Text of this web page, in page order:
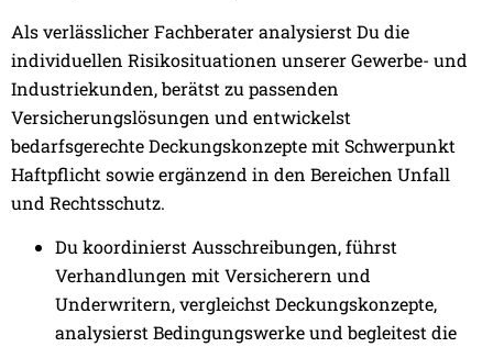
Als verlässlicher Fachberater analysierst Du die
individuellen Risikosituationen unserer Gewerbe- und
Industriekunden, berätst zu passenden
Versicherungslösungen und entwickelst
bedarfsgerechte Deckungskonzepte mit Schwerpunkt
Haftpflicht sowie ergänzend in den Bereichen Unfall
und Rechtsschutz.
Du koordinierst Ausschreibungen, führst
Verhandlungen mit Versicherern und
Underwritern, vergleichst Deckungskonzepte,
analysierst Bedingungswerke und begleitest die